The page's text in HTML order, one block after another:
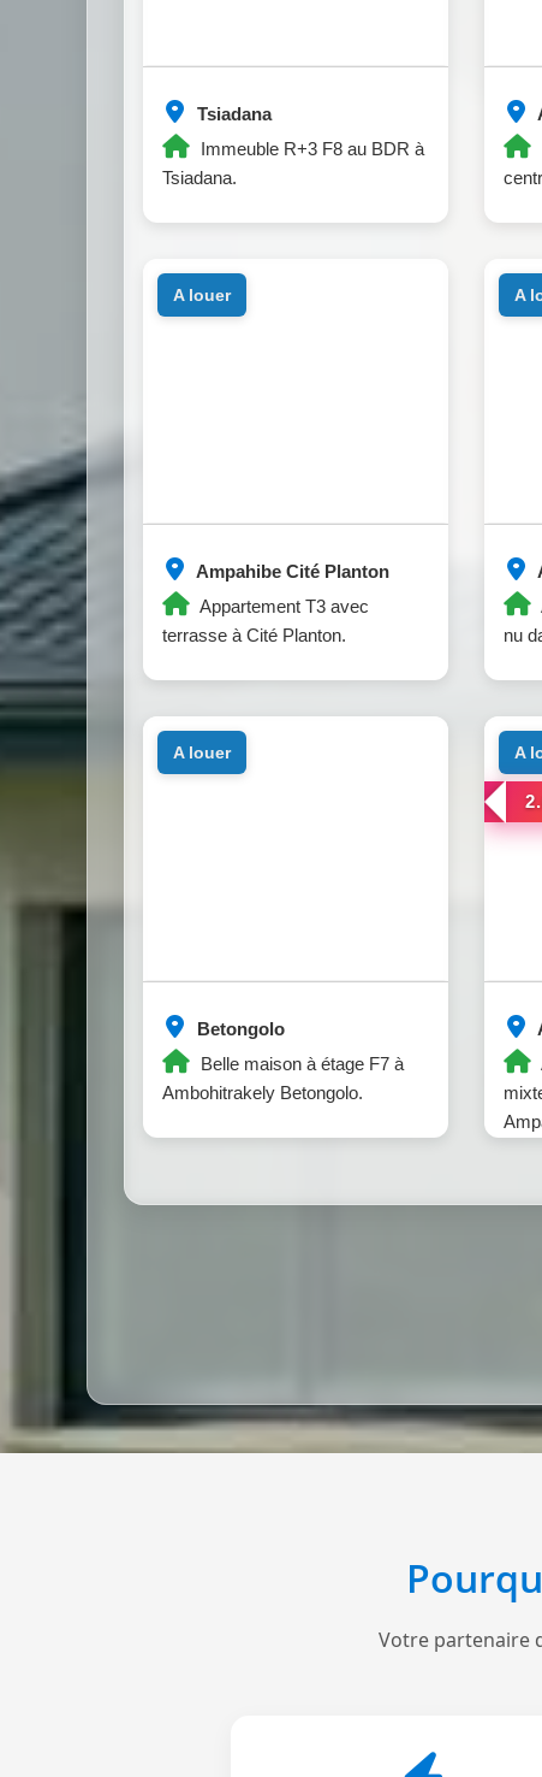
Tsiadana
Immeuble R+3 F8 au BDR à
Tsiadana.
Ampahibe Cité Planton
Appartement T3 avec
terrasse à Cité Planton.
a louer
nu
a
Betongolo
Belle maison à étage F7 à
Ambohitrakely Betongolo.
a louer a
Votre partenaire